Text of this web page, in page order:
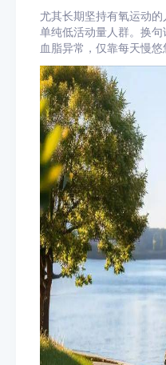
尤其长期坚持有氧运动
单纯低活动量人群。换
血脂异常，仅靠每天慢悠